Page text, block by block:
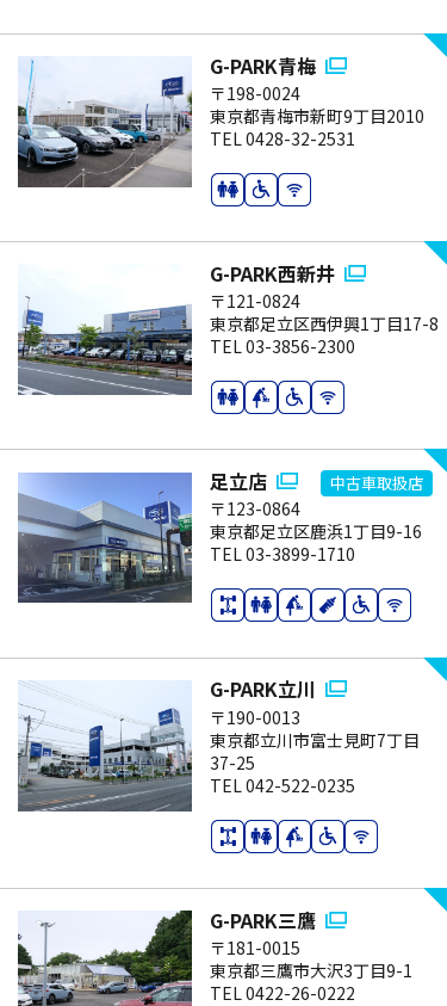
G-PARK青梅
〒198-0024
東京都青梅市新町9丁目2010
TEL 0428-32-2531
G-PARK西新井
〒121-0824
東京都足立区西伊興1丁目17-8
TEL 03-3856-2300
足立店
〒123-0864
東京都足立区鹿浜1丁目9-16
TEL 03-3899-1710
G-PARK立川
〒190-0013
東京都立川市富士見町7丁目
37-25
TEL 042-522-0235
G-PARK三鷹
〒181-0015
東京都三鷹市大沢3丁目9-1
TEL 0422-26-0222